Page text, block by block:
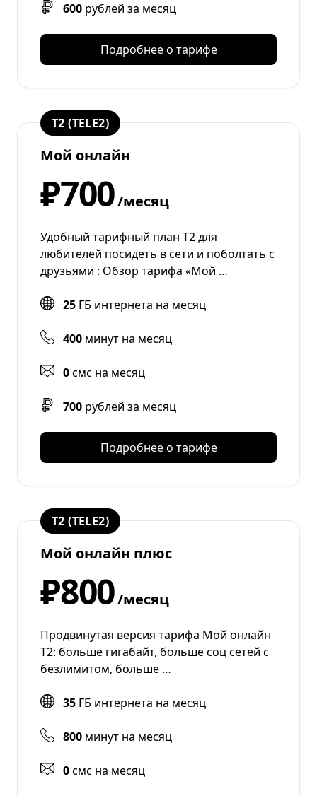
600 рублей за месяц
Подробнее о тарифе
T2 (TELE2)
Мой онлайн
₽700/месяц
Удобный тарифный план Т2 для
любителей посидеть в сети и поболтать с
друзьями : Обзор тарифа «Мой …
25 ГБ интернета на месяц
400 минут на месяц
0смс на месяц
700 рублей за месяц
Подробнее о тарифе
T2 (TELE2)
Мой онлайн плюс
₽800/месяц
Продвинутая версия тарифа Мой онлайн
Т2: больше гигабайт, больше соц сетей с
безлимитом, больше …
35 ГБ интернета на месяц
800 минут на месяц
0смс на месяц